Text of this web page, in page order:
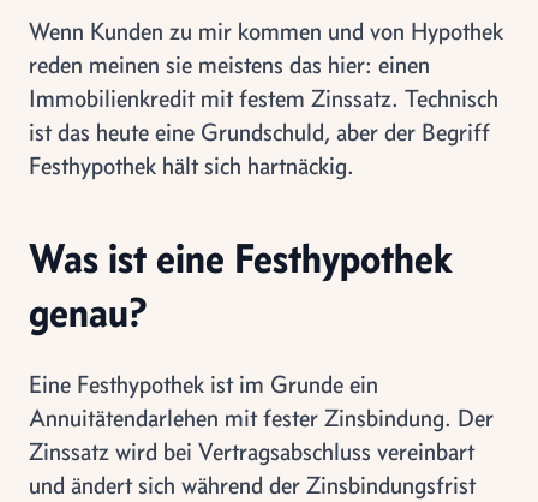
Wenn Kunden zu mir kommen und von Hypothek
reden meinen sie meistens das hier: einen
Immobilienkredit mit festem Zinssatz. Technisch
ist das heute eine Grundschuld, aber der Begriff
Festhypothek hält sich hartnäckig.
Was ist eine Festhypothek
genau?
Eine Festhypothek ist im Grunde ein
Annuitätendarlehen mit fester Zinsbindung. Der
Zinssatz wird bei Vertragsabschluss vereinbart
und ändert sich während der Zinsbindungsfrist